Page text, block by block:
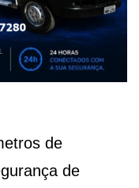
de
de